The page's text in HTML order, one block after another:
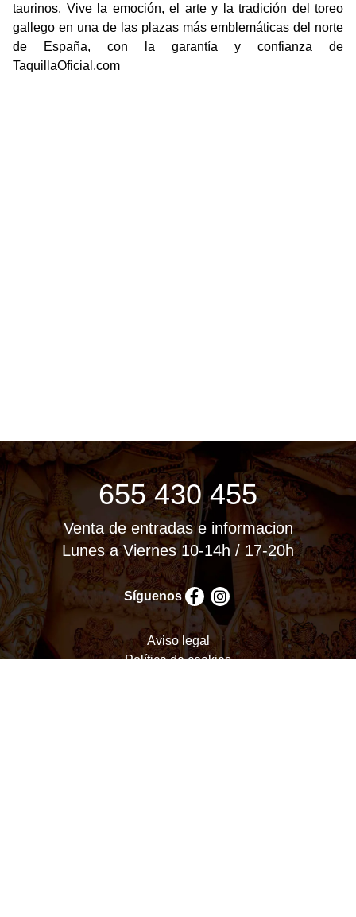
taurinos. Vive la emoción, el arte y la tradición del toreo
gallego en una de las plazas más emblemáticas del norte
de España, con la garantía y confianza de
TaquillaOficial.com
655 430 455
Venta de entradas e informacion
Lunes a Viernes 10-14h / 17-20h
Síguenos
Aviso legal
Política de cookies